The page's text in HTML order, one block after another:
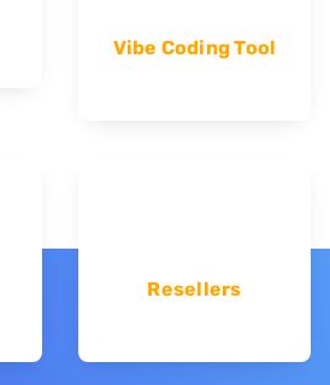
Vibe Coding Tool
Resellers